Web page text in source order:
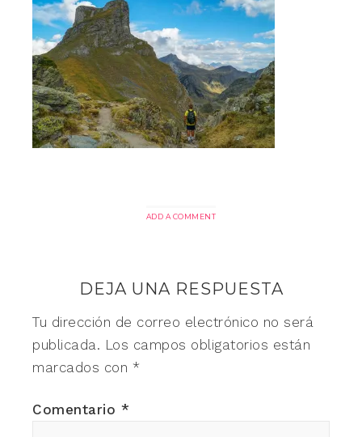
ADD A COMMENT
DEJA UNA RESPUESTA
Tu dirección de correo electrónico no será
publicada. Los campos obligatorios están
marcados con *
Comentario *